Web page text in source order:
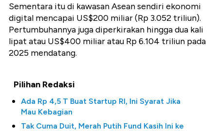
Sementara itu di kawasan Asean sendiri ekonomi
digital mencapai US$200 miliar (Rp 3.052 triliun).
Pertumbuhannya juga diperkirakan hingga dua kali
lipat atau US$400 miliar atau Rp 6.104 triliun pada
2025 mendatang.
Pilihan Redaksi
Ada Rp 4,5 T Buat Startup RI, Ini Syarat Jika
Mau Kebagian
Tak Cuma Duit, Merah Putih Fund Kasih Ini ke